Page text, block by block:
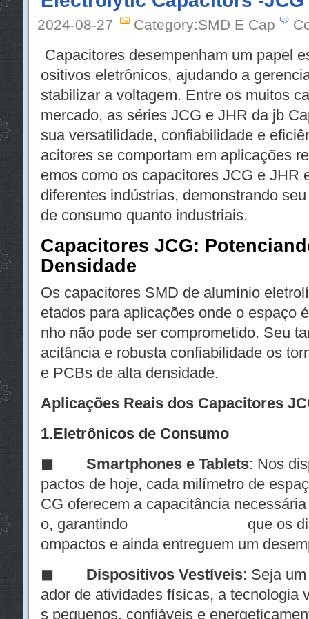
2024-08-27 Category:SMD E Cap
Capacitores desempenham um papel
ositivos eletrônicos, ajudando a
stabilizar a voltagem. Entre os muitos
mercado, as séries JCG e JHR da jb
sua versatilidade, confiabilidade e
acitores se comportam em aplicações
emos como os capacitores JCG e JHR
diferentes indústrias, demonstrando
de consumo quanto industriais.
Capacitores JCG:
Densidade
Os capacitores SMD de alumínio
etados para aplicações onde o espaço
nho não pode ser comprometido. Seu
acitância e robusta confiabilidade os
e PCBs de alta densidade.
Aplicações Reais dos Capacitores
1.Eletrônicos de Consumo
◼ Smartphones e Tablets: Nos
pactos de hoje, cada milímetro de
CG oferecem a capacitância
o, garantindo que os
ompactos e ainda entreguem um
◼ Dispositivos Vestíveis: Seja
ador de atividades físicas, a tecnologia
s pequenos, confiáveis e